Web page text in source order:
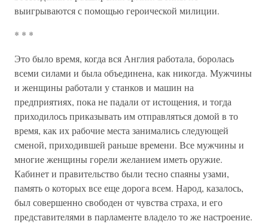
выигрываются с помощью героической милиции.
* * *
Это было время, когда вся Англия работала, боролась
всеми силами и была объединена, как никогда. Мужчины
и женщины работали у станков и машин на
предприятиях, пока не падали от истощения, и тогда
приходилось приказывать им отправляться домой в то
время, как их рабочие места занимались следующей
сменой, приходившей раньше времени. Все мужчины и
многие женщины горели желанием иметь оружие.
Кабинет и правительство были тесно спаяны узами,
память о которых все еще дорога всем. Народ, казалось,
был совершенно свободен от чувства страха, и его
представителями в парламенте владело то же настроение.